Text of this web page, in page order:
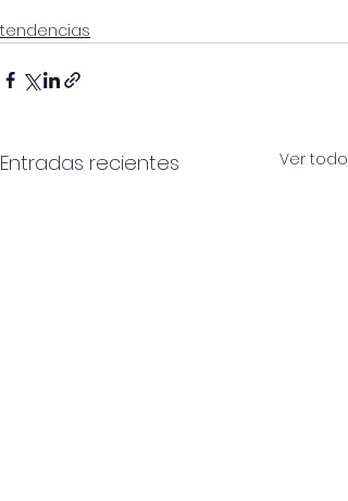
tendencias
Entradas recientes Ver todo